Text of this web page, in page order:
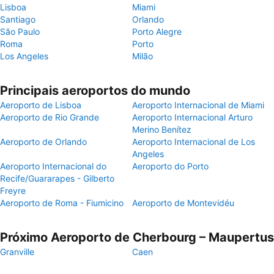
Lisboa
Miami
Santiago
Orlando
São Paulo
Porto Alegre
Roma
Porto
Los Angeles
Milão
Principais aeroportos do mundo
Aeroporto de Lisboa
Aeroporto Internacional de Miami
Aeroporto de Rio Grande
Aeroporto Internacional Arturo
Merino Benítez
Aeroporto de Orlando
Aeroporto Internacional de Los
Angeles
Aeroporto Internacional do
Recife/Guararapes - Gilberto
Freyre
Aeroporto do Porto
Aeroporto de Roma - Fiumicino Aeroporto de Montevidéu
Próximo Aeroporto de Cherbourg – Maupertus
Granville Caen